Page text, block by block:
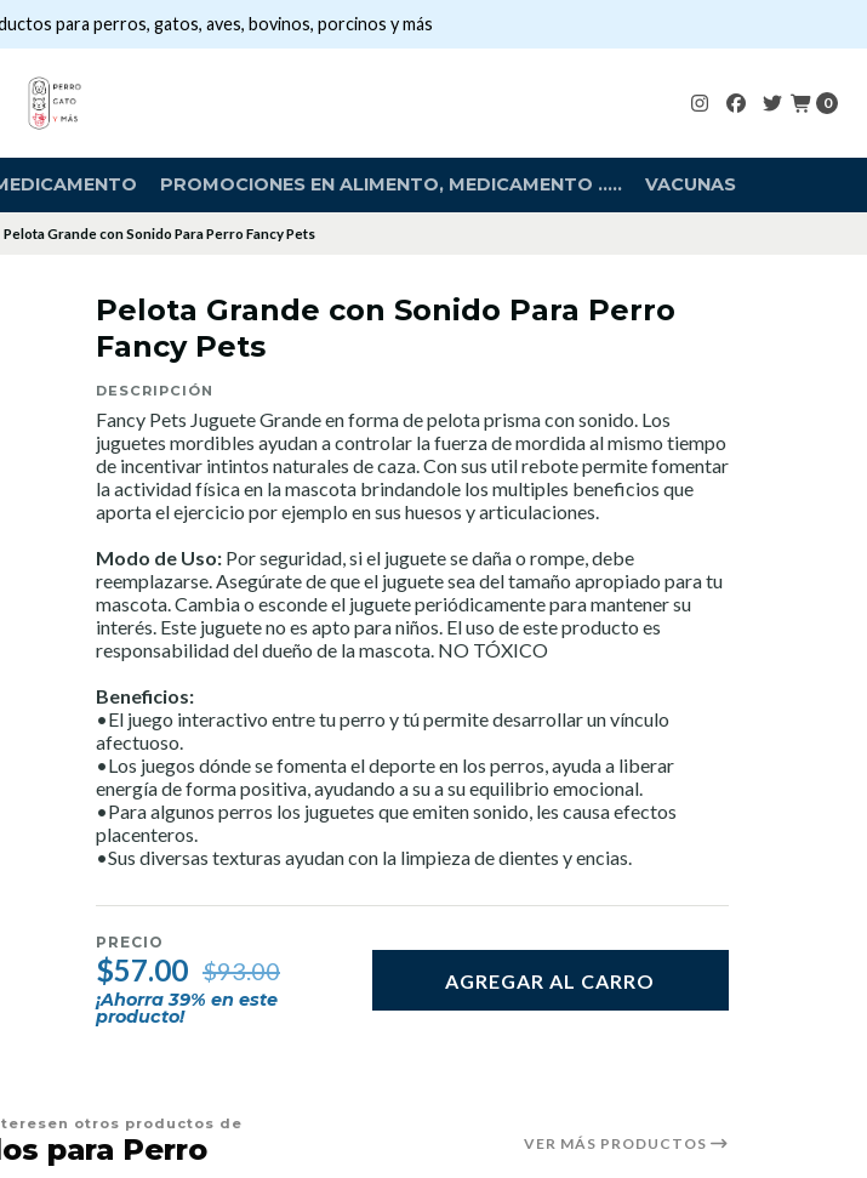
0
PROMOCIONES EN ALIMENTO, MEDICAMENTO ..... VACUNAS
para perros, gatos, aves, bovinos, porcinos y más
Pelota Grande con Sonido Para Perro Fancy Pets
Pelota Grande con Sonido Para Perro
Fancy Pets
DESCRIPCIÓN
Fancy Pets Juguete Grande en forma de pelota prisma con sonido. Los
juguetes mordibles ayudan a controlar la fuerza de mordida al mismo tiempo
de incentivar intintos naturales de caza. Con sus util rebote permite fomentar
la actividad física en la mascota brindandole los multiples beneficios que
aporta el ejercicio por ejemplo en sus huesos y articulaciones.
Modo de Uso: Por seguridad, si el juguete se daña o rompe, debe
reemplazarse. Asegúrate de que el juguete sea del tamaño apropiado para tu
mascota. Cambia o esconde el juguete periódicamente para mantener su
interés. Este juguete no es apto para niños. El uso de este producto es
responsabilidad del dueño de la mascota. NO TÓXICO
Beneficios:
•El juego interactivo entre tu perro y tú permite desarrollar un vínculo
afectuoso.
•Los juegos dónde se fomenta el deporte en los perros, ayuda a liberar
energía de forma positiva, ayudando a su a su equilibrio emocional.
•Para algunos perros los juguetes que emiten sonido, les causa efectos
placenteros.
•Sus diversas texturas ayudan con la limpieza de dientes y encias.
PRECIO
$57.00 $93.00
¡Ahorra39% en este
producto!
AGREGAR AL CARRO
otros productos de
para Perro VER MÁS PRODUCTOS